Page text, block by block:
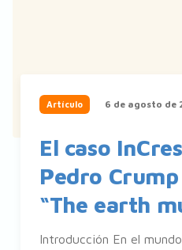
Artículo 6 de agosto de
El caso
Pedro
“The earth
Introducción En el